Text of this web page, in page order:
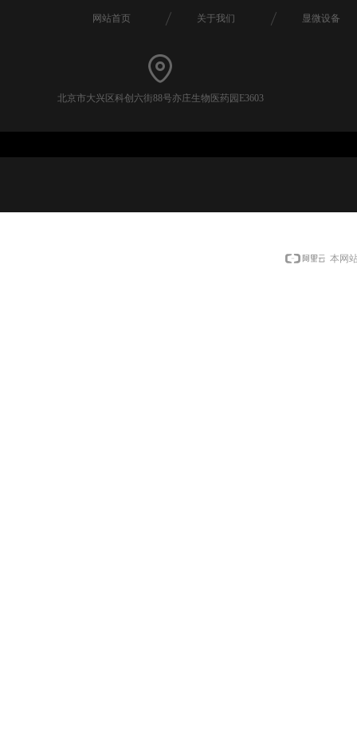
北京市大兴区科创六街88号亦庄生物医药园E3603
网站首页 关于我们 显微设备
本网